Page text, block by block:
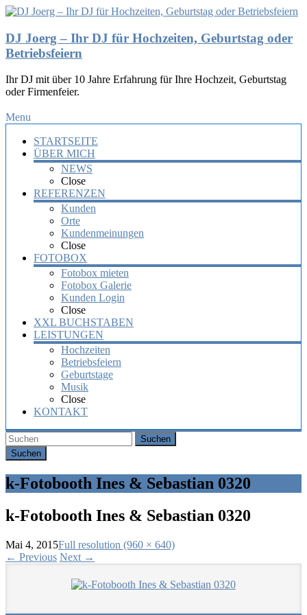
DJ Joerg – Ihr DJ für Hochzeiten, Geburtstag oder
Betriebsfeiern
Ihr DJ mit über 10 Jahre Erfahrung für Ihre Hochzeit, Geburtstag
oder Firmenfeier.
Menu
STARTSEITE
ÜBER MICH
NEWS
Close
REFERENZEN
Kunden
Orte
Kundenmeinungen
Close
FOTOBOX
Fotobox mieten
Fotobox Galerie
Kunden Login
Close
XXL BUCHSTABEN
LEISTUNGEN
Hochzeiten
Betriebsfeiern
Geburtstage
Musik
Close
KONTAKT
Suchen
k-Fotobooth Ines & Sebastian 0320
k-Fotobooth Ines & Sebastian 0320
Mai 4, 2015Full resolution (960 × 640)
← Previous Next →